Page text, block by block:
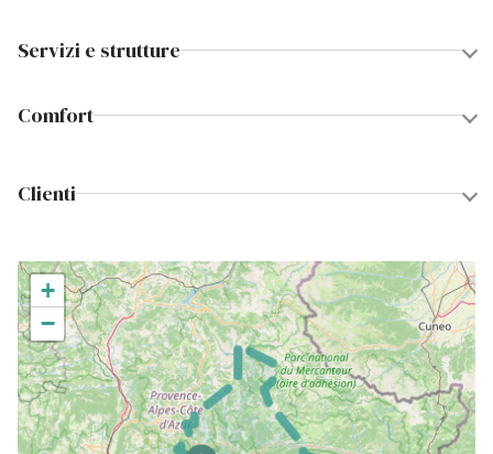
Servizi e strutture
Comfort
Clienti
+
−